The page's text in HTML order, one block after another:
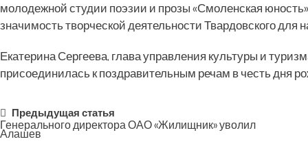
молодежной студии поэзии и прозы «Смоленская
значимость творческой деятельности Твардовского
Екатерина Сергеева, глава управления культуры и
присоединилась к поздравительным речам в честь дня
Post
navigation
Предыдущая статья
Генерального директора ОАО «Жилищник» уволил
Алашев